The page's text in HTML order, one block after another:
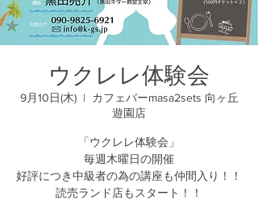
ウクレレ体験会
9月10日(木)
  |
カフェバーmasa2sets 向ヶ丘
遊園店
「ウクレレ体験会」
毎週木曜日の開催
好評につき中級者の為の講座も仲間入り！！
読売ランド店もスタート！！